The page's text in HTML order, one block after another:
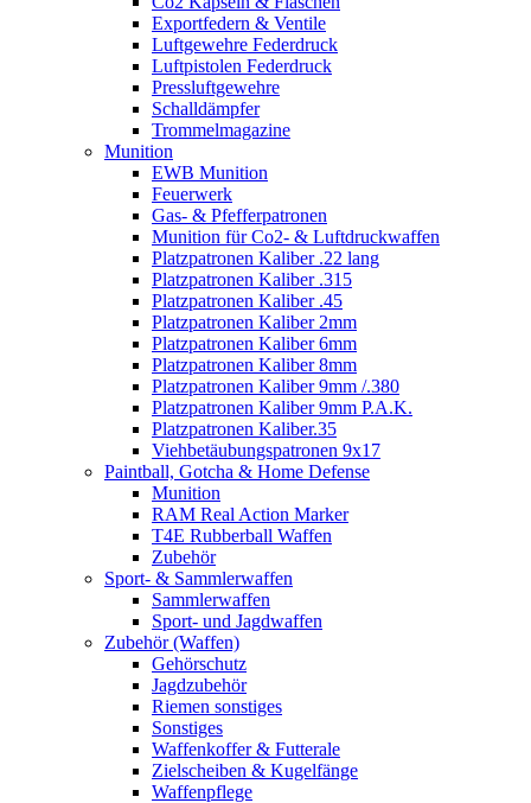
Exportfedern & Ventile
Luftgewehre Federdruck
Luftpistolen Federdruck
Pressluftgewehre
Schalldämpfer
Trommelmagazine
Munition
EWB Munition
Feuerwerk
Gas- & Pfefferpatronen
Munition für Co2- & Luftdruckwaffen
Platzpatronen Kaliber .22 lang
Platzpatronen Kaliber .315
Platzpatronen Kaliber .45
Platzpatronen Kaliber 2mm
Platzpatronen Kaliber 6mm
Platzpatronen Kaliber 8mm
Platzpatronen Kaliber 9mm /.380
Platzpatronen Kaliber 9mm P.A.K.
Platzpatronen Kaliber.35
Viehbetäubungspatronen 9x17
Paintball, Gotcha & Home Defense
Munition
RAM Real Action Marker
T4E Rubberball Waffen
Zubehör
Sport- & Sammlerwaffen
Sammlerwaffen
Sport- und Jagdwaffen
Zubehör (Waffen)
Gehörschutz
Jagdzubehör
Riemen sonstiges
Sonstiges
Waffenkoffer & Futterale
Zielscheiben & Kugelfänge
Waffenpflege